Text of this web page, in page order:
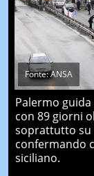
Fonte: ANSA
Palermo
con 89 giorni
soprattutto su
confermando
siciliano.